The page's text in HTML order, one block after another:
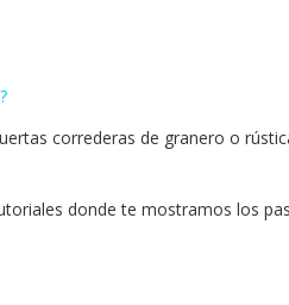
correderas de granero o
donde te mostramos los